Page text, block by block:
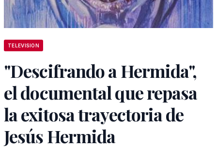
TELEVISION
"Descifrando a Hermida",
el documental que repasa
la exitosa trayectoria de
Jesús Hermida